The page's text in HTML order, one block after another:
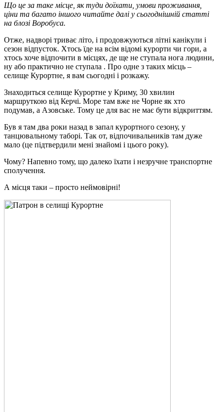
Що це за таке місце, як туди доїхати, умови проживання,
ціни та багато іншого читайте далі у сьогоднішній статті
на блозі Воробуса.
Отже, надворі триває літо, і продовжуються літні канікули і
сезон відпусток. Хтось їде на всім відомі курорти чи гори, а
хтось хоче відпочити в місцях, де ще не ступала нога людини,
ну або практично не ступала . Про одне з таких місць –
селище Курортне, я вам сьогодні і розкажу.
Знаходиться селище Курортне у Криму, 30 хвилин
маршруткою від Керчі. Море там вже не Чорне як хто
подумав, а Азовське. Тому це для вас не має бути відкриттям.
Був я там два роки назад в запал курортного сезону, у
танцювальному таборі. Так от, відпочивальників там дуже
мало (це підтвердили мені знайомі і цього року).
Чому? Напевно тому, що далеко їхати і незручне транспортне
сполучення.
А місця таки – просто неймовірні!